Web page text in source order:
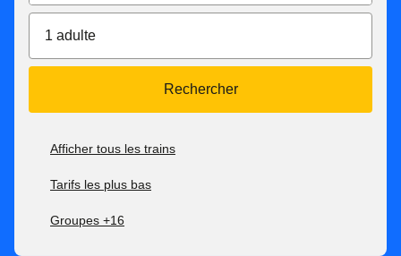
1 adulte
Rechercher
Afficher tous les trains
Tarifs les plus bas
Groupes +16